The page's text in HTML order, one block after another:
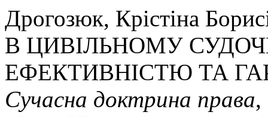
Дрогозюк, Крістіна
В ЦИВІЛЬНОМУ
ЕФЕКТИВНІСТЮ ТА
Сучасна доктрина права,